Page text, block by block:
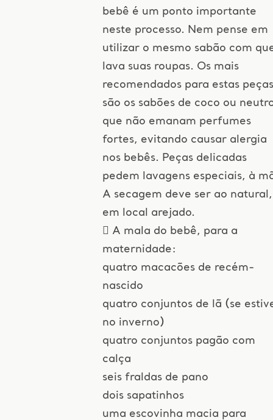
bebê é um ponto importante
neste processo. Nem pense em
utilizar o mesmo sabão com
lava suas roupas. Os mais
recomendados para estas peças
são os sabões de coco ou
que não emanam perfumes
fortes, evitando causar alergia
nos bebês. Peças delicadas
pedem lavagens especiais, à
A secagem deve ser ao natural,
em local arejado.
 A mala do bebê, para a
maternidade:
quatro macacões de recém-
nascido
quatro conjuntos de lã (se
no inverno)
quatro conjuntos pagão com
calça
seis fraldas de pano
dois sapatinhos
uma escovinha macia para